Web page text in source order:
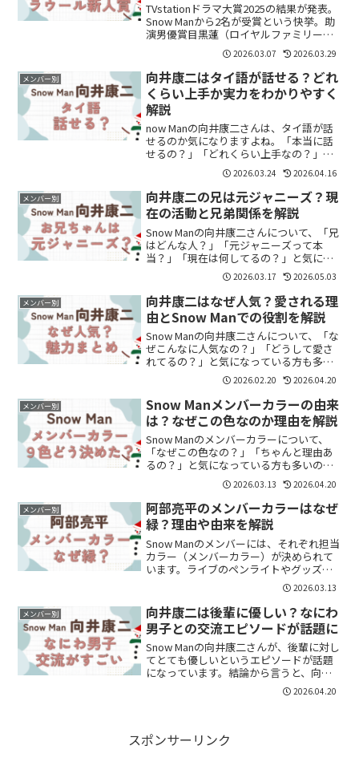
TVstationドラマ大賞2025の結果が発表。
Snow Manから2名が受賞という快挙。助
演男優賞目黒蓮（ロイヤルファミリー）
安定の評価。主演級の存在感を放ちなが
ら助演で空気を支配。“数字も評価も持っ
ている俳優”へ。新人賞ラウール（愛の...
2026.03.07 2026.03.29
メンバー別
向井康二はタイ語が話せる？どれ
くらい上手か実力をわかりやすく
解説
now Manの向井康二さんは、タイ語が話
せるのか気になりますよね。「本当に話
せるの？」「どれくらい上手なの？」と
疑問に思う方も多いと思います。結論か
らいうと、向井康二さんはタイ語を話す
ことができます。この記事では、その理
由や実力についてわ...
2026.03.24 2026.04.16
メンバー別
向井康二の兄は元ジャニーズ？現
在の活動と兄弟関係を解説
Snow Manの向井康二さんについて、「兄
はどんな人？」「元ジャニーズって本
当？」「現在は何してるの？」と気にな
っている方も多いのではないでしょう
か。結論から言うと、兄の向井達郎さん
は元ジャニーズJr.として活動していた経
歴があり、現在は...
2026.03.17 2026.05.03
メンバー別
向井康二はなぜ人気？愛される理
由とSnow Manでの役割を解説
Snow Manの向井康二さんについて、「な
ぜこんなに人気なの？」「どうして愛さ
れてるの？」と気になっている方も多い
のではないでしょうか。結論からいう
と、向井康二さんは“場を明るくする
力”と“周囲を活かす立ち回り”で愛されて
いるメンバーです...
2026.02.20 2026.04.20
メンバー別
Snow Manメンバーカラーの由来
は？なぜこの色なのか理由を解説
Snow Manのメンバーカラーについて、
「なぜこの色なの？」「ちゃんと理由あ
るの？」と気になっている方も多いので
はないでしょうか。結論からいうと、
Snow Manのメンバーカラーはそれぞれの
性格や過去のエピソードをもとに決めら
れており、特...
2026.03.13 2026.04.20
メンバー別
阿部亮平のメンバーカラーはなぜ
緑？理由や由来を解説
Snow Manのメンバーには、それぞれ担当
カラー（メンバーカラー）が決められて
います。ライブのペンライトやグッズな
どでも重要な要素で、ファンにとって
は“推し”を象徴する大切な色でもありま
す。その中で、阿部亮平さんのメンバー
カラーは「緑」。...
2026.03.13
メンバー別
向井康二は後輩に優しい？なにわ
男子との交流エピソードが話題に
Snow Manの向井康二さんが、後輩に対し
てとても優しいというエピソードが話題
になっています。結論から言うと、向井
康二さんは後輩に対してかなり面倒見が
よく、距離の近い関係を築くタイプで
2026.04.20
スポンサーリンク